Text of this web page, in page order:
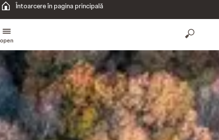
Întoarcere în pagina principală
open